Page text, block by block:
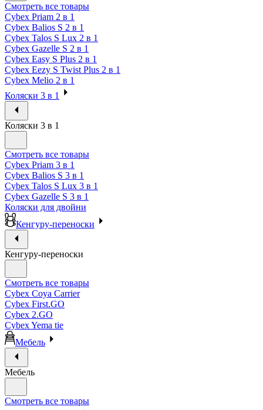
Смотреть все товары
Cybex Priam 2 в 1
Cybex Balios S 2 в 1
Cybex Talos S Lux 2 в 1
Cybex Gazelle S 2 в 1
Cybex Easy S Plus 2 в 1
Cybex Eezy S Twist Plus 2 в 1
Cybex Melio 2 в 1
Коляски 3 в 1
Коляски 3 в 1
Смотреть все товары
Cybex Priam 3 в 1
Cybex Balios S 3 в 1
Cybex Talos S Lux 3 в 1
Cybex Gazelle S 3 в 1
Коляски для двойни
Кенгуру-переноски
Кенгуру-переноски
Смотреть все товары
Cybex Coya Carrier
Cybex First.GO
Cybex 2.GO
Cybex Yema tie
Мебель
Мебель
Смотреть все товары